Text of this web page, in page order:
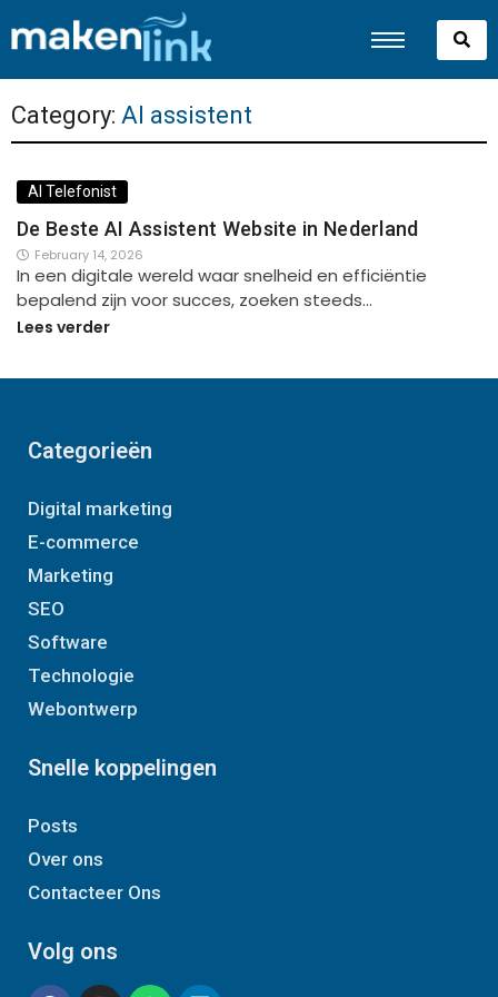
Category: AI assistent
AI Telefonist
De Beste AI Assistent Website in Nederland
February 14, 2026
In een digitale wereld waar snelheid en efficiëntie
bepalend zijn voor succes, zoeken steeds…
Lees verder
Categorieën
Digital marketing
E-commerce
Marketing
SEO
Software
Technologie
Webontwerp
Snelle koppelingen
Posts
Over ons
Contacteer Ons
Volg ons